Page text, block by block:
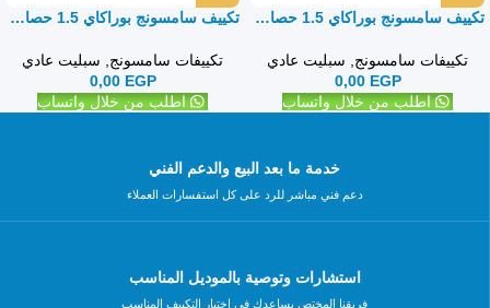
تكييف سامسونج بوراكاي 1.5 حصان بارد فقط – سبليت
تكييفات سامسونج, سبليت عادي
0,00 EGP
اطلب من خلال واتساب
تكييف سامسونج بوراكاي 1.5 حصان بارد ساخن – سبليت
تكييفات سامسونج, سبليت عادي
0,00 EGP
اطلب من خلال واتساب
خدمة ما بعد البيع والدعم الفني
دعم فني مباشر للرد على كل استفسارات العملاء
استشارات وتوصية بالموديل المناسب
فريقنا المختص يساعدك في اختيار التكييف المناسب